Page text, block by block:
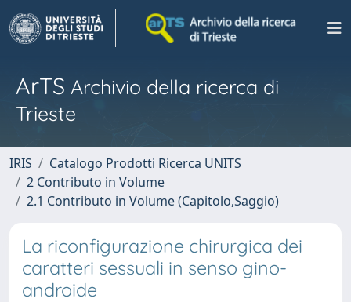
ArTS Archivio della ricerca di
Trieste
IRIS
Catalogo Prodotti Ricerca UNITS
2 Contributo in Volume
2.1 Contributo in Volume (Capitolo,Saggio)
La riconfigurazione chirurgica dei
caratteri sessuali in senso gino-
androide